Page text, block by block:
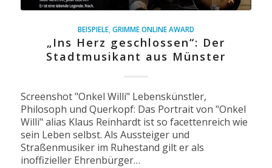
BEISPIELE, GRIMME ONLINE AWARD
„Ins Herz geschlossen“: Der
Stadtmusikant aus Münster
Screenshot "Onkel Willi" Lebenskünstler,
Philosoph und Querkopf: Das Portrait von "Onkel
Willi" alias Klaus Reinhardt ist so facettenreich wie
sein Leben selbst. Als Aussteiger und
Straßenmusiker im Ruhestand gilt er als
inoffizieller Ehrenbürger…